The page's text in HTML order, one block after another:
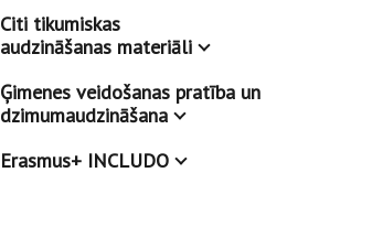
Citi tikumiskas
audzināšanas materiāli
Ģimenes veidošanas pratība un
dzimumaudzināšana
Erasmus+ INCLUDO